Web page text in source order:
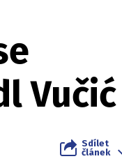
Vučić
Sdílet
článek